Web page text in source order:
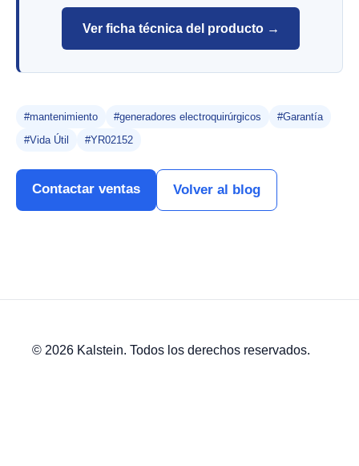
Ver ficha técnica del producto →
#mantenimiento #generadores electroquirúrgicos
#Garantía
#Vida Útil
#YR02152
Contactar ventas Volver al blog
© 2026 Kalstein. Todos los derechos reservados.